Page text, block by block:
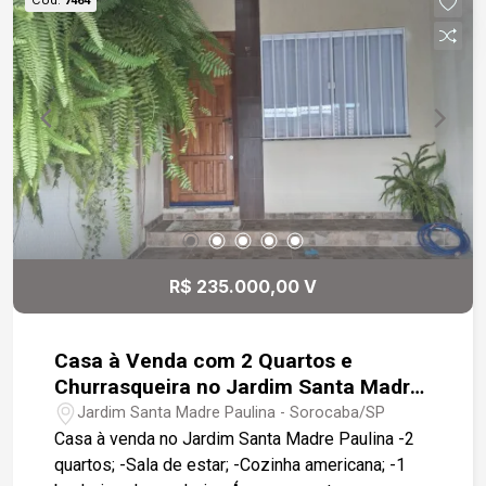
R$ 235.000,00 V
Casa à Venda com 2 Quartos e
Churrasqueira no Jardim Santa Madre
Paulina- Sorocaba- SP
Jardim Santa Madre Paulina - Sorocaba/SP
Casa à venda no Jardim Santa Madre Paulina -2
quartos; -Sala de estar; -Cozinha americana; -1